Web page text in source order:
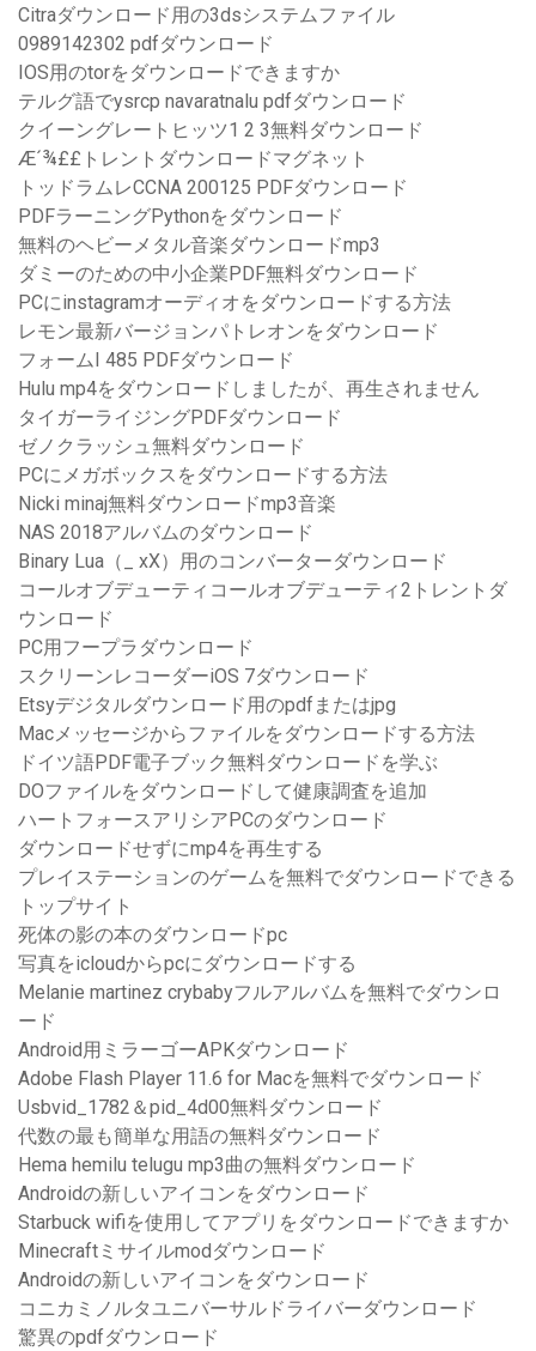
Citraダウンロード用の3dsシステムファイル
0989142302 pdfダウンロード
IOS用のtorをダウンロードできますか
テルグ語でysrcp navaratnalu pdfダウンロード
クイーングレートヒッツ1 2 3無料ダウンロード
Æ´¾££トレントダウンロードマグネット
トッドラムレCCNA 200125 PDFダウンロード
PDFラーニングPythonをダウンロード
無料のヘビーメタル音楽ダウンロードmp3
ダミーのための中小企業PDF無料ダウンロード
PCにinstagramオーディオをダウンロードする方法
レモン最新バージョンパトレオンをダウンロード
フォームI 485 PDFダウンロード
Hulu mp4をダウンロードしましたが、再生されません
タイガーライジングPDFダウンロード
ゼノクラッシュ無料ダウンロード
PCにメガボックスをダウンロードする方法
Nicki minaj無料ダウンロードmp3音楽
NAS 2018アルバムのダウンロード
Binary Lua（_ xX）用のコンバーターダウンロード
コールオブデューティコールオブデューティ2トレントダ
ウンロード
PC用フープラダウンロード
スクリーンレコーダーiOS 7ダウンロード
Etsyデジタルダウンロード用のpdfまたはjpg
Macメッセージからファイルをダウンロードする方法
ドイツ語PDF電子ブック無料ダウンロードを学ぶ
DOファイルをダウンロードして健康調査を追加
ハートフォースアリシアPCのダウンロード
ダウンロードせずにmp4を再生する
プレイステーションのゲームを無料でダウンロードできる
トップサイト
死体の影の本のダウンロードpc
写真をicloudからpcにダウンロードする
Melanie martinez crybabyフルアルバムを無料でダウンロ
ード
Android用ミラーゴーAPKダウンロード
Adobe Flash Player 11.6 for Macを無料でダウンロード
Usbvid_1782＆pid_4d00無料ダウンロード
代数の最も簡単な用語の無料ダウンロード
Hema hemilu telugu mp3曲の無料ダウンロード
Androidの新しいアイコンをダウンロード
Starbuck wifiを使用してアプリをダウンロードできますか
Minecraftミサイルmodダウンロード
Androidの新しいアイコンをダウンロード
コニカミノルタユニバーサルドライバーダウンロード
驚異のpdfダウンロード